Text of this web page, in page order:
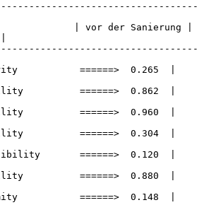
| vor der Sanierung |
======>  0.265  |
======>  0.862  |
======>  0.960  |
======>  0.304  |
======>  0.120  |
======>  0.880  |
======>  0.148  |